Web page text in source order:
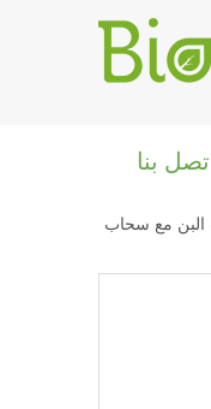
بنا
البن مع سحاب